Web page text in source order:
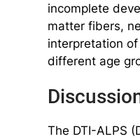
incomplete
matter fibers,
interpretation
different age
The DTI-ALPS